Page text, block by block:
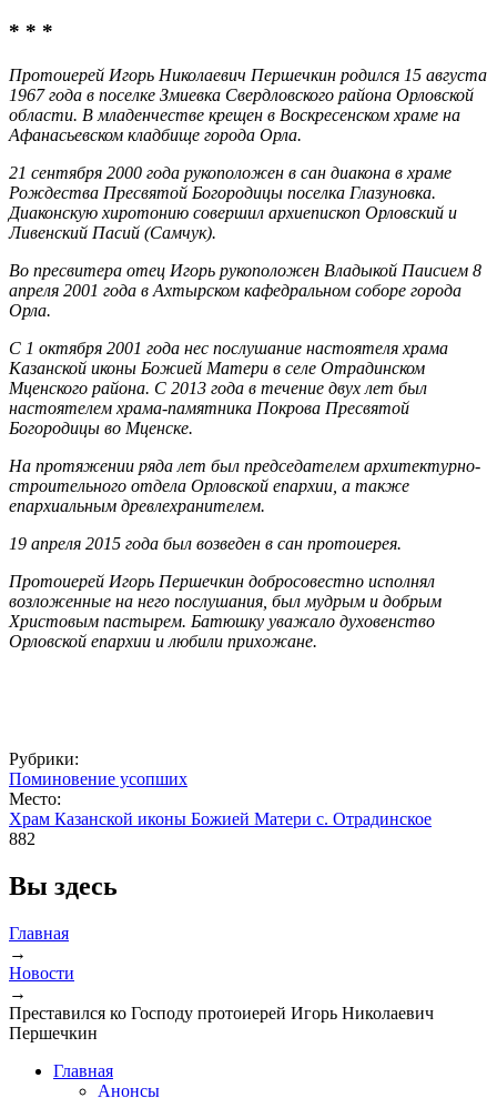
* * *
Протоиерей Игорь Николаевич Першечкин родился 15 августа
1967 года в поселке Змиевка Свердловского района Орловской
области. В младенчестве крещен в Воскресенском храме на
Афанасьевском кладбище города Орла.
21 сентября 2000 года рукоположен в сан диакона в храме
Рождества Пресвятой Богородицы поселка Глазуновка.
Диаконскую хиротонию совершил архиепископ Орловский и
Ливенский Пасий (Самчук).
Во пресвитера отец Игорь рукоположен Владыкой Паисием 8
апреля 2001 года в Ахтырском кафедральном соборе города
Орла.
С 1 октября 2001 года нес послушание настоятеля храма
Казанской иконы Божией Матери в селе Отрадинском
Мценского района. С 2013 года в течение двух лет был
настоятелем храма-памятника Покрова Пресвятой
Богородицы во Мценске.
На протяжении ряда лет был председателем архитектурно-
строительного отдела Орловской епархии, а также
епархиальным древлехранителем.
19 апреля 2015 года был возведен в сан протоиерея.
Протоиерей Игорь Першечкин добросовестно исполнял
возложенные на него послушания, был мудрым и добрым
Христовым пастырем. Батюшку уважало духовенство
Орловской епархии и любили прихожане.
Рубрики:
Поминовение усопших
Место:
Храм Казанской иконы Божией Матери с. Отрадинское
882
Вы здесь
Главная
→
Новости
→
Преставился ко Господу протоиерей Игорь Николаевич
Першечкин
Главная
Анонсы